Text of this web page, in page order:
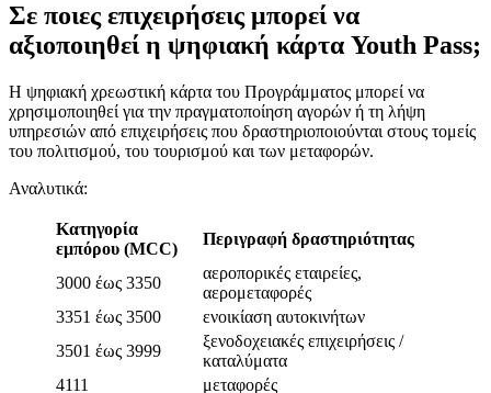
Σε ποιες επιχειρήσεις μπορεί να
αξιοποιηθεί η ψηφιακή κάρτα Youth Pass;
Η ψηφιακή χρεωστική κάρτα του Προγράμματος μπορεί να
χρησιμοποιηθεί για την πραγματοποίηση αγορών ή τη λήψη
υπηρεσιών από επιχειρήσεις που δραστηριοποιούνται στους τομείς
του πολιτισμού, του τουρισμού και των μεταφορών.
Αναλυτικά:
Κατηγορία
εμπόρου (MCC)
Περιγραφή δραστηριότητας
3000 έως 3350
αεροπορικές εταιρείες,
αερομεταφορές
3351 έως 3500
ενοικίαση αυτοκινήτων
3501 έως 3999
ξενοδοχειακές επιχειρήσεις /
καταλύματα
4111
μεταφορές